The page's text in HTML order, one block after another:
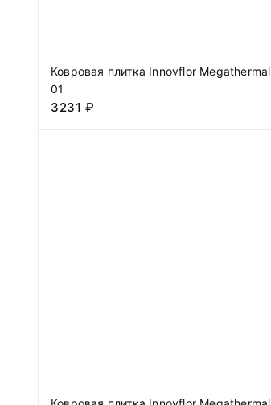
Ковровая плитка Innovflor Megathermal
01
3231 ₽